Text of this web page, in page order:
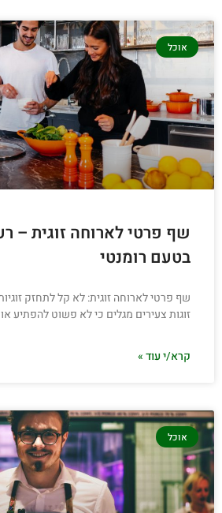
אוכל
שף פרטי לארוחה זוגית –
בטעם רומנטי
שף פרטי לארוחה זוגית: לא קל לתחזק
זוגות צעירים מגלים כי לא פשוט להפתיע
קרא/י עוד »
אוכל